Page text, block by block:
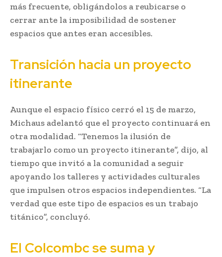
más frecuente, obligándolos a reubicarse o
cerrar ante la imposibilidad de sostener
espacios que antes eran accesibles.
Transición hacia un proyecto
itinerante
Aunque el espacio físico cerró el 15 de marzo,
Michaus adelantó que el proyecto continuará en
otra modalidad. “Tenemos la ilusión de
trabajarlo como un proyecto itinerante”, dijo, al
tiempo que invitó a la comunidad a seguir
apoyando los talleres y actividades culturales
que impulsen otros espacios independientes. “La
verdad que este tipo de espacios es un trabajo
titánico”, concluyó.
El Colcombc se suma y